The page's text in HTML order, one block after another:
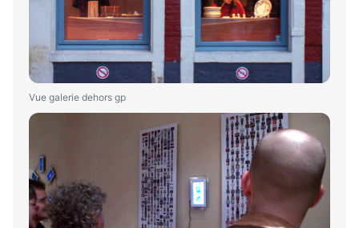
Vue galerie dehors gp